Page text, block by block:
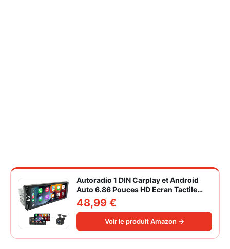
Autoradio 1 DIN Carplay et Android
Auto 6.86 Pouces HD Ecran Tactile
Poste Radio Voiture Soutien Lien
Miroir iOS/Android/Radio FM/USB/EQ
Autoradio Bluetooth Caméra de Recul
48,99 €
Voir le produit Amazon →